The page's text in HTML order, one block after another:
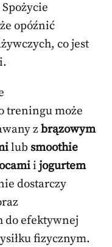
opóźnić
co jest
treningu może
zbrązowym
lub smoothie
i jogurtem
dostarczy
do efektywnej
fizycznym.